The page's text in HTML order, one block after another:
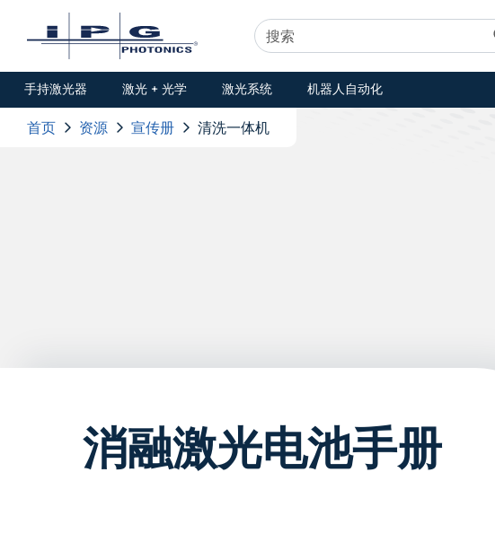
手持激光器 激光 + 光学 激光系统 机器人自动化
首页 资源 宣传册 清洗一体机
消融激光电池手册